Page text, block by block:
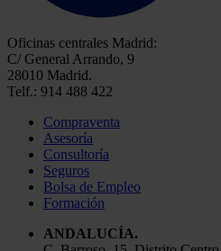
Oficinas centrales Madrid:
C/ General Arrando, 9
28010 Madrid.
Telf.: 914 488 422
Compraventa
Asesoría
Consultoría
Seguros
Bolsa de Empleo
Formación
ANDALUCÍA.